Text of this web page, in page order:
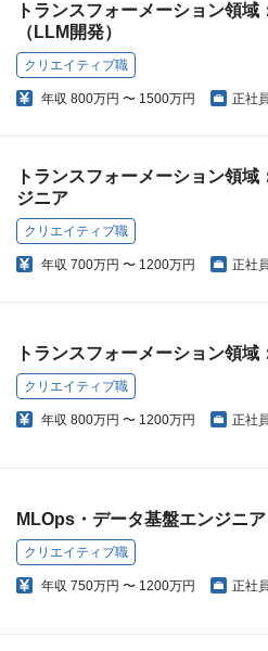
トランスフォーメーション領
（LLM開発）
クリエイティブ職
年収 800万円 〜 1500万円 正社
トランスフォーメーション領
ジニア
クリエイティブ職
年収 700万円 〜 1200万円 正社
トランスフォーメーション領
クリエイティブ職
年収 800万円 〜 1200万円 正社
MLOps・データ基盤エンジニア
クリエイティブ職
年収 750万円 〜 1200万円 正社